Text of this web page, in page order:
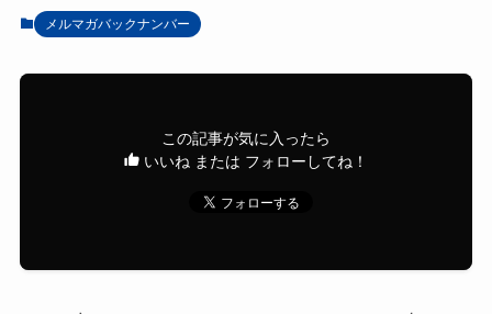
メルマガバックナンバー
この記事が気に入ったら
いいね または フォローしてね！